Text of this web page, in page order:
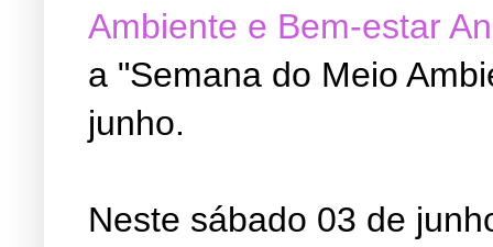
Ambiente e Bem-estar
a "Semana do Meio
junho.
Neste sábado 03 de